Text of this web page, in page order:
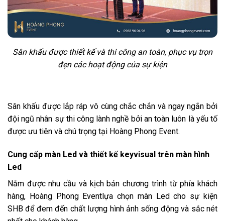
Sân khấu được thiết kế và thi công an toàn, phục vụ trọn
đẹn các hoạt động của sự kiện
Sân khấu được lắp ráp vô cùng chắc chắn và ngay ngắn bởi
đội ngũ nhân sự thi công lành nghề bởi an toàn luôn là yếu tố
được ưu tiên và chú trọng tại Hoàng Phong Event.
Cung cấp màn Led và thiết kế keyvisual trên màn hình
Led
Nắm được nhu cầu và kịch bản chương trình từ phía khách
hàng, Hoàng Phong Eventlựa chọn màn Led cho sự kiện
SHB để đem đến chất lượng hình ảnh sống động và sắc nét